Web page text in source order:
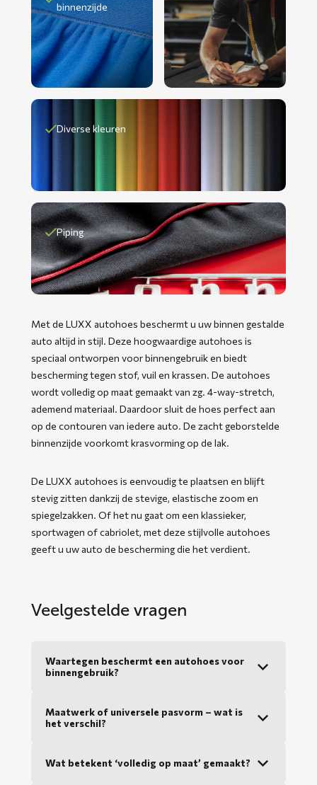
binnenzijde
Diverse kleuren
Piping
Met de LUXX autohoes beschermt u uw binnen gestalde
auto altijd in stijl. Deze hoogwaardige autohoes is
speciaal ontworpen voor binnengebruik en biedt
bescherming tegen stof, vuil en krassen. De autohoes
wordt volledig op maat gemaakt van zg. 4-way-stretch,
ademend materiaal. Daardoor sluit de hoes perfect aan
op de contouren van iedere auto. De zacht geborstelde
binnenzijde voorkomt krasvorming op de lak.
De LUXX autohoes is eenvoudig te plaatsen en blijft
stevig zitten dankzij de stevige, elastische zoom en
spiegelzakken. Of het nu gaat om een klassieker,
sportwagen of cabriolet, met deze stijlvolle autohoes
geeft u uw auto de bescherming die het verdient.
Veelgestelde vragen
Waartegen beschermt een autohoes voor
binnengebruik?
Maatwerk of universele pasvorm – wat is
het verschil?
Wat betekent ‘volledig op maat’ gemaakt?